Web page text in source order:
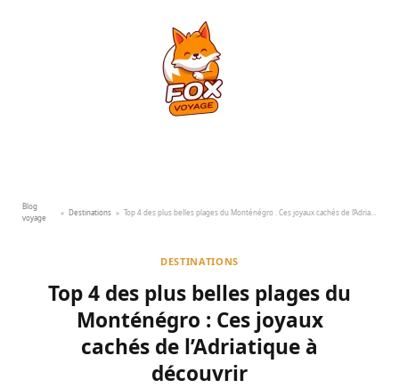
Blog
voyage
» Destinations »
DESTINATIONS
Top 4 des plus belles plages du
Monténégro : Ces joyaux
cachés de l’Adriatique à
découvrir